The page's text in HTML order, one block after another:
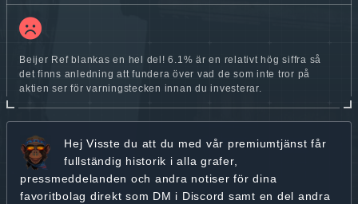
Beijer Ref blankas en hel del! 6.1% är en relativt hög siffra så
det finns anledning att fundera över vad de som inte tror på
aktien ser för varningstecken innan du investerar.
Hej Visste du att du med vår premiumtjänst får
fullständig historik i alla grafer,
pressmeddelanden och andra notiser för dina
favoritbolag direkt som DM i Discord samt en del andra